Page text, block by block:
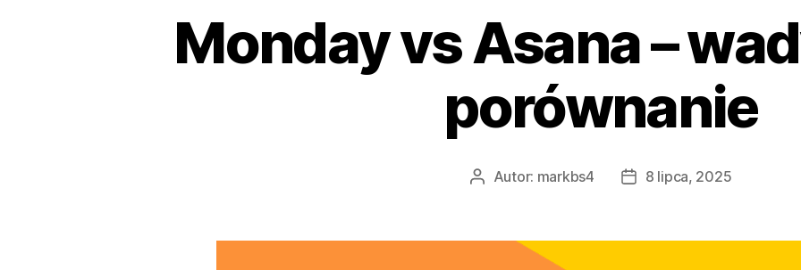
Monday vs Asana –
porównanie
AutorAutor: markbs4
Data8 lipca, 2025